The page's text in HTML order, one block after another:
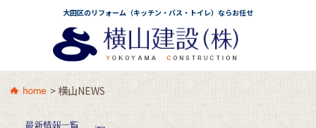
大田区のリフォーム（キッチン・バス・トイレ）ならお任せ
>横山NEWS